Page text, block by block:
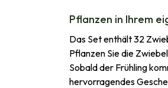
Pflanzen in Ihrem
Das Set enthält 32
Pflanzen Sie die
Sobald der Frühling
hervorragendes